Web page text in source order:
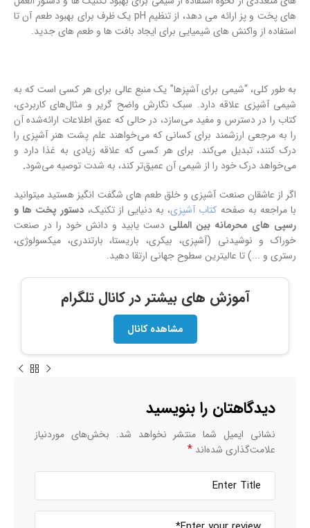
های پخت و پز ارائه می دهد، از تنظیم pH یک ظرف برای بهبود طعم آن تا
استفاده از واکنش های شیمیایی برای ایجاد بافت ها و طعم های جدید.
به طور کلی، “شیمی برای آشپزها” یک منبع عالی برای هر کسی است که به
شیمی آشپزی علاقه دارد. سبک نگارش واضح گریر و مثال‌های کاربردی،
کتاب را در دسترس و مفید می‌سازد، در حالی که عمق اطلاعات ارائه‌شده آن
را به مرجعی ارزشمند برای کسانی که می‌خواهند علم پشت هنر آشپزی را
درک کنند، تبدیل می‌کند. برای هر کسی که علاقه زیادی به غذا دارد و
می‌خواهد درک خود را از شیمی آن عمیق‌تر کند، به شدت توصیه می‌شود.
اگر از عاشقان صنعت آشپزی و خلق طعم های شگفت انگیز هستید میتوانید
با مراجعه به صفحه کتاب آشپزی، به دنیایی از تکنیک، دستور پخت ها و
رسپی های محرمانه بین المللی دست یابید و دانش خود را در صنعت
خوراک و نوشیدنی (آشپزی، بیکری، باریستا، بارتندری، میکسولوژی،
رستری و ...) تا عالیترین سطوح جهانی ارتقا دهید.
آموزش های بیشتر در کانال تلگرام
مشاهده کانال
دیدگاهتان را بنویسید
نشانی ایمیل شما منتشر نخواهد شد. بخش‌های موردنیاز
علامت‌گذاری شده‌اند *